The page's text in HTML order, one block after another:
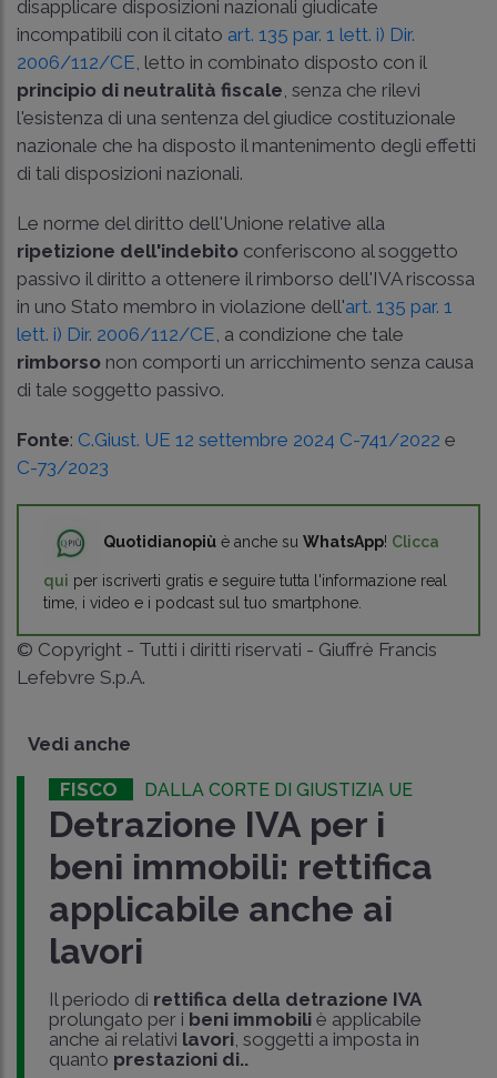
disapplicare disposizioni nazionali giudicate
incompatibili con il citato art. 135 par. 1 lett. i) Dir.
2006/112/CE , letto in combinato disposto con il
principio di neutralità fiscale , senza che rilevi
l'esistenza di una sentenza del giudice costituzionale
nazionale che ha disposto il mantenimento degli effetti
di tali disposizioni nazionali.
Le norme del diritto dell'Unione relative alla
ripetizione dell'indebito conferiscono al soggetto
passivo il diritto a ottenere il rimborso dell'IVA riscossa
in uno Stato membro in violazione dell'art. 135 par. 1
lett. i) Dir. 2006/112/CE , a condizione che tale
rimborso non comporti un arricchimento senza causa
di tale soggetto passivo.
Fonte: C.Giust. UE 12 settembre 2024 C-741/2022 e
C-73/2023
Quotidianopiù è anche su WhatsApp! Clicca
qui per iscriverti gratis e seguire tutta l'informazione real
time, i video e i podcast sul tuo smartphone.
© Copyright - Tutti i diritti riservati - Giuffrè Francis
Lefebvre S.p.A.
Vedi anche
FISCO DALLA CORTE DI GIUSTIZIA UE
Detrazione IVA per i
beni immobili: rettifica
applicabile anche ai
lavori
Il periodo di rettifica della detrazione IVA
prolungato per i beni immobiliè applicabile
anche ai relativi lavori, soggetti a imposta in
quanto prestazioni di..